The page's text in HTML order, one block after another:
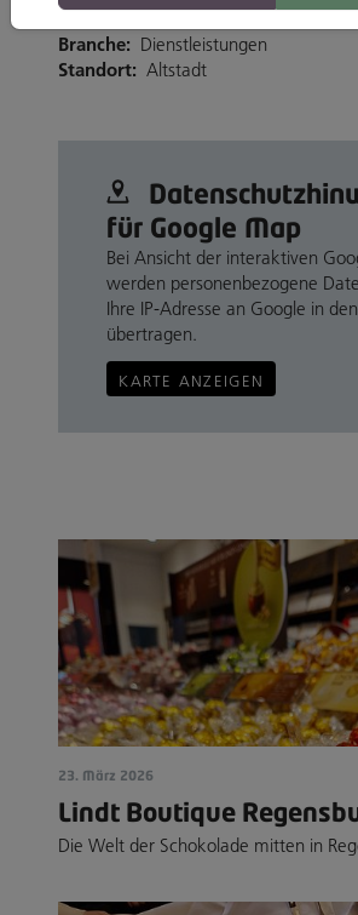
Bismarckplatz 5, 93047 Regensburg
Branche: Dienstleistungen
Standort: Altstadt
für Google Map
Bei Ansicht der interaktiven
werden personenbezogene
Ihre IP-Adresse an Google in
übertragen.
KARTE ANZEIGEN
23. März 2026
Lindt Boutique
Die Welt der Schokolade mitten in